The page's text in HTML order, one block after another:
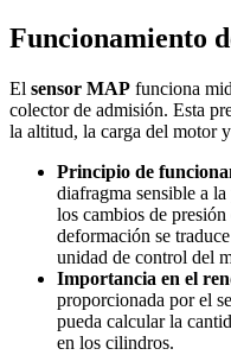
Funcionamiento
El sensor MAP funciona
colector de admisión. Esta
la altitud, la carga del motor
Principio de
diafragma sensible a
los cambios de
deformación se
unidad de control del
Importancia en el
proporcionada por el
pueda calcular la
en los cilindros.